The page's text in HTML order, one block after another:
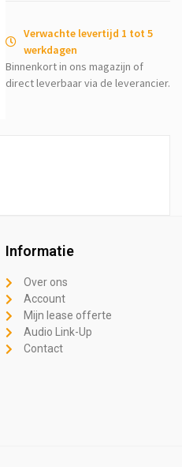
Verwachte levertijd 1 tot 5
werkdagen
Binnenkort in ons magazijn of
direct leverbaar via de leverancier.
Informatie
Over ons
Account
Mijn lease offerte
Audio Link-Up
Contact